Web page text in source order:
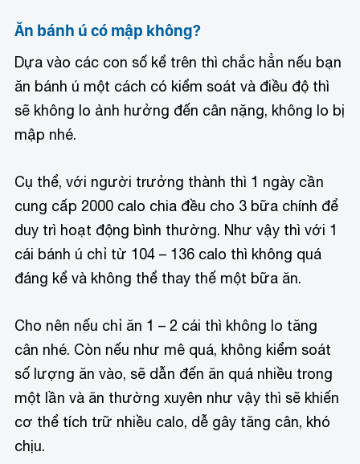
Ăn bánh ú có mập không?
Dựa vào các con số kể trên thì chắc hẳn nếu bạn
ăn bánh ú một cách có kiểm soát và điều độ thì
sẽ không lo ảnh hưởng đến cân nặng, không lo bị
mập nhé.
Cụ thể, với người trưởng thành thì 1 ngày cần
cung cấp 2000 calo chia đều cho 3 bữa chính để
duy trì hoạt động bình thường. Như vậy thì với 1
cái bánh ú chỉ từ 104 – 136 calo thì không quá
đáng kể và không thể thay thế một bữa ăn.
Cho nên nếu chỉ ăn 1 – 2 cái thì không lo tăng
cân nhé. Còn nếu như mê quá, không kiểm soát
số lượng ăn vào, sẽ dẫn đến ăn quá nhiều trong
một lần và ăn thường xuyên như vậy thì sẽ khiến
cơ thể tích trữ nhiều calo, dễ gây tăng cân, khó
chịu.